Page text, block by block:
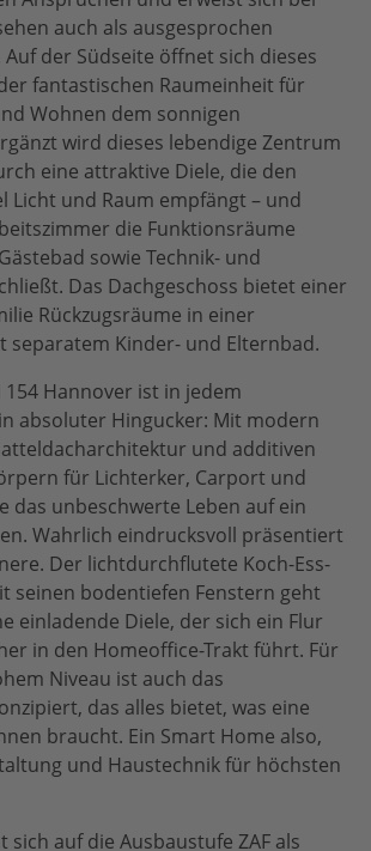
auch als ausgesprochen
der Südseite öffnet sich dieses
fantastischen Raumeinheit für
Wohnen dem sonnigen
wird dieses lebendige Zentrum
eine attraktive Diele, die den
Licht und Raum empfängt – und
die Funktionsräume
sowie Technik- und
Das Dachgeschoss bietet einer
Rückzugsräume in einer
separatem Kinder- und Elternbad.
154 Hannover ist in jedem
absoluter Hingucker: Mit modern
und additiven
für Lichterker, Carport und
das unbeschwerte Leben auf ein
Wahrlich eindrucksvoll präsentiert
Der lichtdurchflutete Koch-Ess-
seinen bodentiefen Fenstern geht
einladende Diele, der sich ein Flur
in den Homeoffice-Trakt führt. Für
Niveau ist auch das
das alles bietet, was eine
braucht. Ein Smart Home also,
und Haustechnik für höchsten
sich auf die Ausbaustufe ZAF als